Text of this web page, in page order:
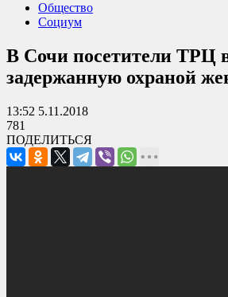
Общество
Социум
В Сочи посетители ТРЦ
задержанную охраной
13:52 5.11.2018
781
ПОДЕЛИТЬСЯ